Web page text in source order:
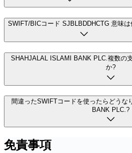
SWIFT/BICコード SJBLBDDHCTG 意味は
SHAHJALAL ISLAMI BANK PLC.複数の
か?
間違ったSWIFTコードを使ったらどうな
BANK PLC.?
免責事項